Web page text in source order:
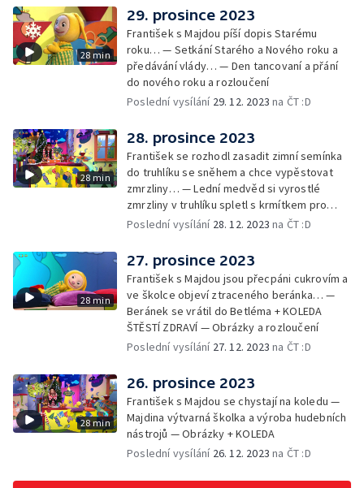
Rozloučení
28 min
29. prosince 2023
František s Majdou píší dopis Starému
roku… — Setkání Starého a Nového roku a
předávání vlády… — Den tancovaní a přání
do nového roku a rozloučení
Poslední vysílání 29. 12. 2023 na ČT :D
28 min
28. prosince 2023
František se rozhodl zasadit zimní semínka
do truhlíku se sněhem a chce vypěstovat
zmrzliny… — Lední medvěd si vyrostlé
zmrzliny v truhlíku spletl s krmítkem pro
medvědy… — Kompas od medvěda +
Poslední vysílání 28. 12. 2023 na ČT :D
28 min
27. prosince 2023
František s Majdou jsou přecpáni cukrovím a
ve školce objeví ztraceného beránka… —
Beránek se vrátil do Betléma + KOLEDA
ŠTĚSTÍ ZDRAVÍ — Obrázky a rozloučení
Poslední vysílání 27. 12. 2023 na ČT :D
28 min
26. prosince 2023
František s Majdou se chystají na koledu —
Majdina výtvarná školka a výroba hudebních
nástrojů — Obrázky + KOLEDA
Poslední vysílání 26. 12. 2023 na ČT :D